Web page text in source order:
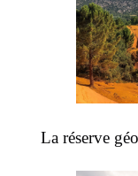
La réserve